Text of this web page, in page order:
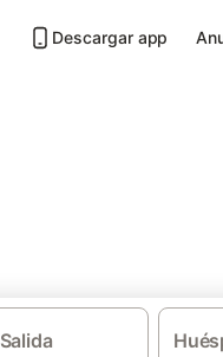
Descargar app
Salida